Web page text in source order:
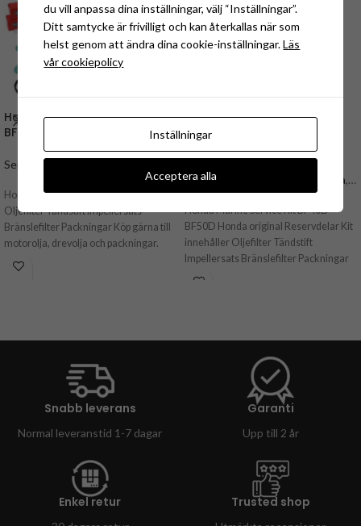
Honda Marine Service Kit BF15
BF20 (06211-ZY0-505)
Service & Motortillbehör
servicedelar,Honda reservdelar &
tillbehör (Sorterat efter produkt),
Honda servicekits
Honda servicekit Innehåller Följande
Oljefilter Tändstift Impellersats
Bränslefilter Packningar Köp gärna till
motorolja, drevolja och packningar.
Det åtgår 1.1L motorolja.
Honda Marine Service Kit
BF40D BF50D (06211-ZZ5-
505)
Service & Motortillbehör Honda,
Honda BF40D, 50D servicedelar
Honda reservdelar & tillbehör
(Sorterat efter produkt), Honda
servicekits
1.845,00kr
Honda Marine Service Kit BF40D
BF50D Honda original Reservdelar Kit
innehåller Oljefilter Tändstift
Impellersats Bränslefilter Packningar
Köp gärna till motorolja, drevolja och
Snabb leverans
Normal leveranstid 1-7 dagar
Garanti
Upp till 2 år
Enkel retur Trusted shop
du vill anpassa dina inställningar, välj “Inställningar”.
Ditt samtycke är frivilligt och kan återkallas när som
helst genom att ändra dina cookie-inställningar.Läs
vår cookiepolicy
Inställningar
Acceptera alla